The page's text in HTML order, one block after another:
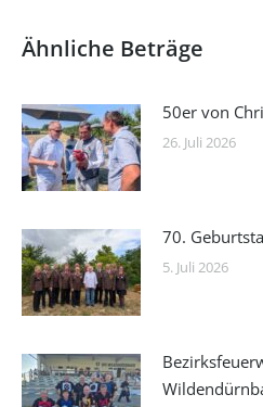
Ähnliche Beträge
50er von
26. Juli 2026
70.
5. Juli 2026